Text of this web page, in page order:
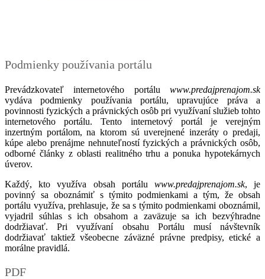
Podmienky používania portálu
Prevádzkovateľ internetového portálu www.predajprenajom.sk
vydáva podmienky používania portálu, upravujúce práva a
povinnosti fyzických a právnických osôb pri využívaní služieb tohto
internetového portálu. Tento internetový portál je verejným
inzertným portálom, na ktorom sú uverejnené inzeráty o predaji,
kúpe alebo prenájme nehnuteľností fyzických a právnických osôb,
odborné články z oblasti realitného trhu a ponuka hypotekárnych
úverov.
Každý, kto využíva obsah portálu www.predajprenajom.sk, je
povinný sa oboznámiť s týmito podmienkami a tým, že obsah
portálu využíva, prehlasuje, že sa s týmito podmienkami oboznámil,
vyjadril súhlas s ich obsahom a zaväzuje sa ich bezvýhradne
dodržiavať. Pri využívaní obsahu Portálu musí návštevník
dodržiavať taktiež všeobecne záväzné právne predpisy, etické a
morálne pravidlá.
PDF